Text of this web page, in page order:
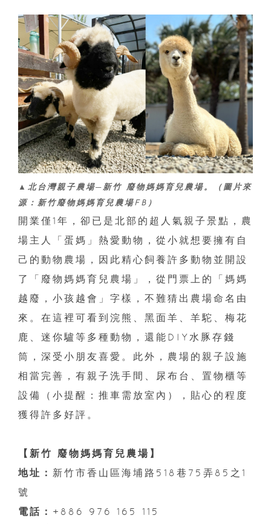
▲北台灣親子農場─新竹 廢物媽媽育兒農場。（圖片來
源：新竹廢物媽媽育兒農場FB）
開業僅1年，卻已是北部的超人氣親子景點，農
場主人「蛋媽」熱愛動物，從小就想要擁有自
己的動物農場，因此精心飼養許多動物並開設
了「廢物媽媽育兒農場」，從門票上的「媽媽
越廢，小孩越會」字樣，不難猜出農場命名由
來。在這裡可看到浣熊、黑面羊、羊駝、梅花
鹿、迷你驢等多種動物，還能DIY水豚存錢
筒，深受小朋友喜愛。此外，農場的親子設施
相當完善，有親子洗手間、尿布台、置物櫃等
設備（小提醒：推車需放室內），貼心的程度
獲得許多好評。
【新竹 廢物媽媽育兒農場】
地址： 新竹市香山區海埔路518巷75弄85之1
號
電話： +886 976 165 115